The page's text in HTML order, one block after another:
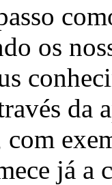
os
da
já a